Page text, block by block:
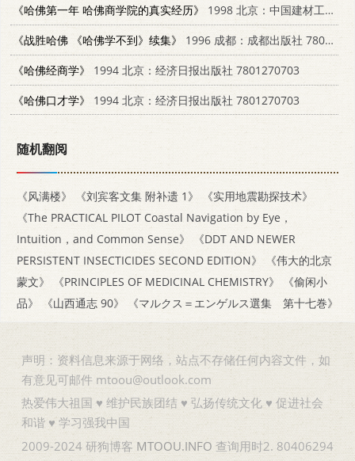
《哈佛第一年 哈佛商学院的真实经历》
1998 北京：中国建材工业出版社 7800907031
《战胜哈佛 《哈佛学不到》续集》
1996 成都：成都出版社 7805757313
《哈佛经商学》
1994 北京：经济日报出版社 7801270703
《哈佛口才学》
1994 北京：经济日报出版社 7801270703
随机翻阅
《风满楼》 《刘宾客文集 附补遗 1》
《实用地震勘探技术》
《The PRACTICAL PILOT Coastal Navigation by Eye，
Intuition，and Common Sense》
《DDT AND NEWER
PERSISTENT INSECTICIDES SECOND EDITION》
《伟大的北京
蒙文》
《PRINCIPLES OF MEDICINAL CHEMISTRY》
《偷闲小
品》
《山西通志 90》 《マルクス＝エンゲルス選集 第十七巻》
声明：资料信息来源于网络，站点不存储任何内容文件，如
有意见可邮件 mtoou@outlook.com
热爱伟大祖国 ♥ 维护民族团结 ♥ 弘扬传统文化 ♥ 促进社会
和谐 ♥ 学习强我中国
2009-2024 研狗博客 MTOOU.INFO 查询用时2. 80406294